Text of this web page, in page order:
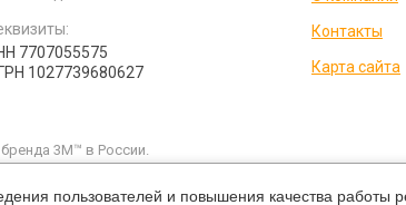
7707055575
1027739680627
Контакты
Карта сайта
3M™ в России.
Текущую цену на продукцию в рублях вы можете
пользователей и повышения качества работы